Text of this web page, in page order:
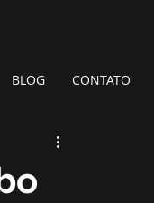
BLOG CONTATO